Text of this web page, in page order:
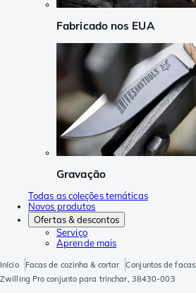
Fabricado nos EUA
Gravação
Todas as coleções temáticas
Novos produtos
Ofertas & descontos
Serviço
Aprende mais
Início Facas de cozinha & cortar
Conjuntos de facas
Zwilling Pro conjunto para trinchar, 38430-003